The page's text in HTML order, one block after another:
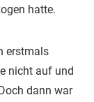
hatte.
erstmals
nicht auf und
dann war